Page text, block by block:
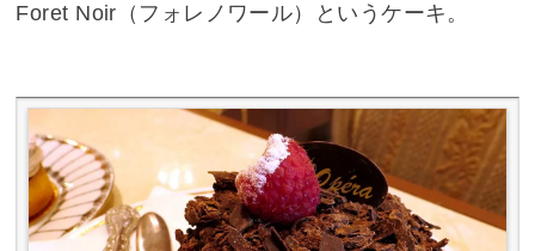
Foret Noir（フォレノワール）というケーキ。